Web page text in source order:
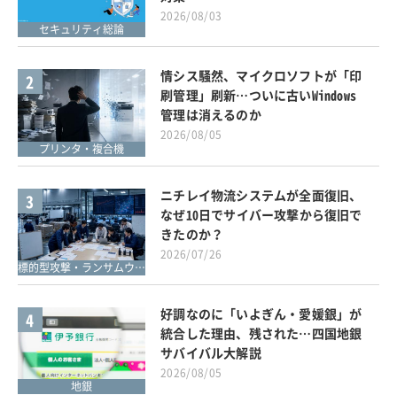
セキュリティ総論
2026/08/03
2
プリンタ・複合機
情シス騒然、マイクロソフトが「印
刷管理」刷新…ついに古いWindows
管理は消えるのか
2026/08/05
3
標的型攻撃・ランサムウェア対策
ニチレイ物流システムが全面復旧、
なぜ10日でサイバー攻撃から復旧で
きたのか？
2026/07/26
4
地銀
好調なのに「いよぎん・愛媛銀」が
統合した理由、残された…四国地銀
サバイバル大解説
2026/08/05